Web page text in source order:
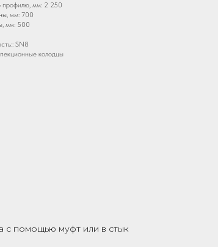
мм: 2 250
мм: 700
мм: 500
SN8
колодцы
с помощью муфт или в стык